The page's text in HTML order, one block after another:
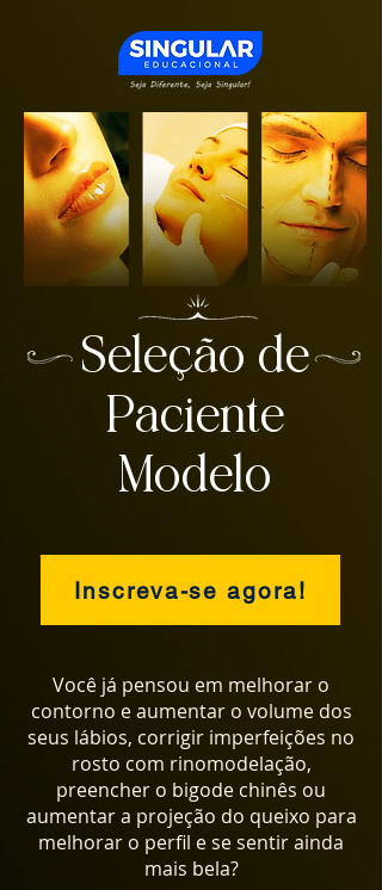
Seleção de
Paciente
Modelo
Inscreva-se agora!
Você já pensou em melhorar o
contorno e aumentar o volume dos
seus lábios, corrigir imperfeições no
rosto com rinomodelação,
preencher o bigode chinês ou
aumentar a projeção do queixo para
melhorar o perfil e se sentir ainda
mais bela?